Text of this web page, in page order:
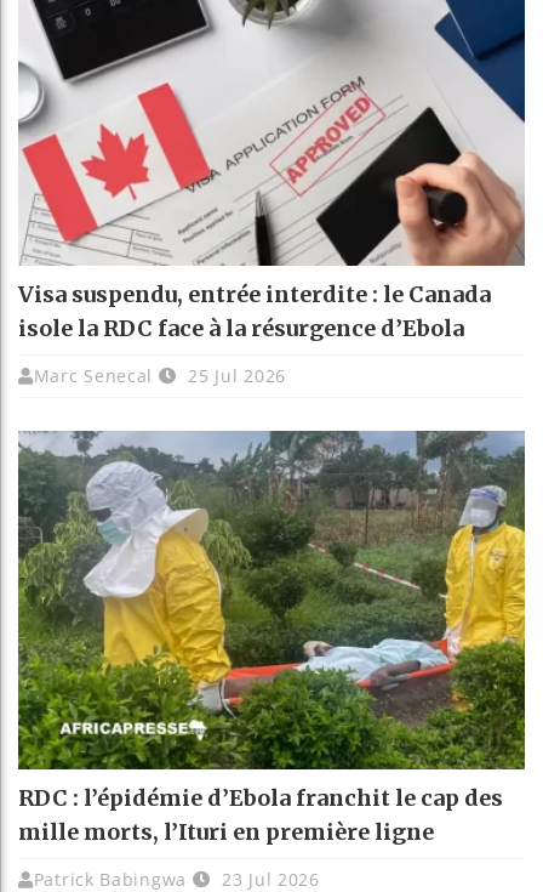
Visa suspendu, entrée interdite : le Canada
isole la RDC face à la résurgence d’Ebola
Marc Senecal 25 Jul 2026
RDC : l’épidémie d’Ebola franchit le cap des
mille morts, l’Ituri en première ligne
Patrick Babingwa 23 Jul 2026